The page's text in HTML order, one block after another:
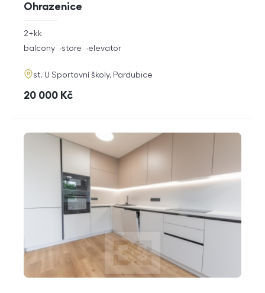
Ohrazenice
rozměry
disposition
2+kk
funkce
balcony store elevator
adresa
st. U Sportovní školy, Pardubice
cena
20 000 Kč